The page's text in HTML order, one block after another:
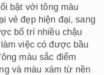
bật với tông màu
vẻ đẹp hiện đại, sang
bố trí nhiều chậu
việc có được bầu
màu sắc điểm
và màu xám từ nền